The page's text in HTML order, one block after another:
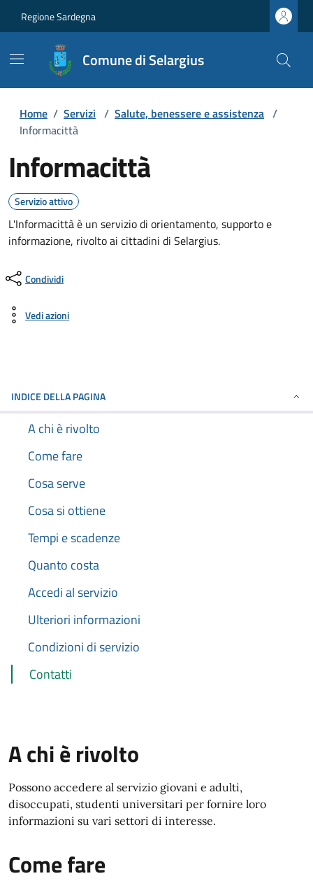
Regione Sardegna
Comune di Selargius
Home / Servizi / Salute, benessere e assistenza /
Informacittà
Informacittà
Servizio attivo
L'Informacittà è un servizio di orientamento, supporto e
informazione, rivolto ai cittadini di Selargius.
Condividi
Vedi azioni
INDICE DELLA PAGINA
A chi è rivolto
Come fare
Cosa serve
Cosa si ottiene
Tempi e scadenze
Quanto costa
Accedi al servizio
Ulteriori informazioni
Condizioni di servizio
Contatti
A chi è rivolto
Possono accedere al servizio giovani e adulti,
disoccupati, studenti universitari per fornire loro
informazioni su vari settori di interesse.
Come fare